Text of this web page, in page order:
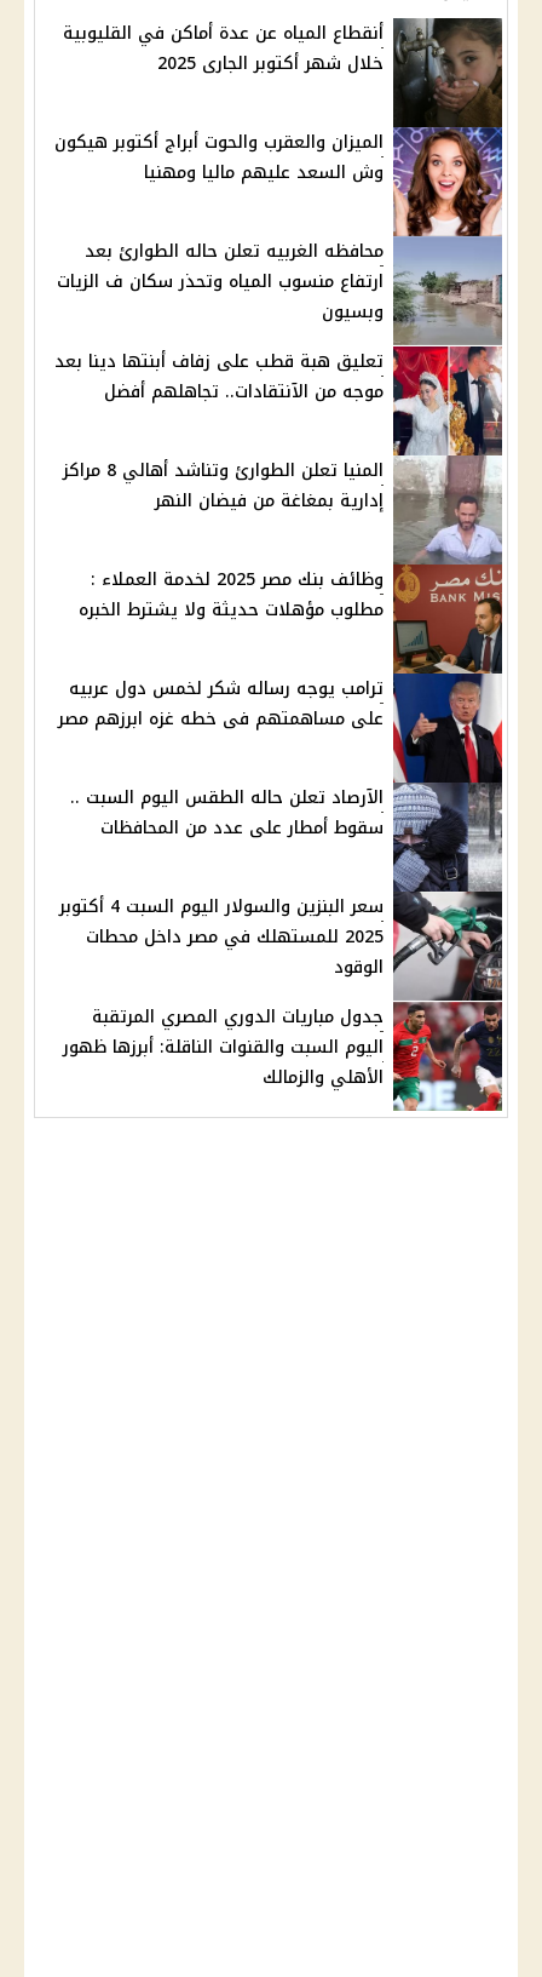
أنقطاع المياه عن عدة أماكن في القليوبية
خلال شهر أكتوبر الجارى 2025
الميزان والعقرب والحوت أبراج أكتوبر هيكون
وش السعد عليهم ماليا ومهنيا
محافظه الغربيه تعلن حاله الطوارئ بعد
ارتفاع منسوب المياه وتحذر سكان ف الزيات
وبسيون
تعليق هبة قطب على زفاف أبنتها دينا بعد
موجه من الآنتقادات.. تجاهلهم أفضل
المنيا تعلن الطوارئ وتناشد أهالي 8 مراكز
إدارية بمغاغة من فيضان النهر
وظائف بنك مصر 2025 لخدمة العملاء :
مطلوب مؤهلات حديثة ولا يشترط الخبره
ترامب يوجه رساله شكر لخمس دول عربيه
على مساهمتهم فى خطه غزه ابرزهم مصر
الآرصاد تعلن حاله الطقس اليوم السبت ..
سقوط أمطار على عدد من المحافظات
سعر البنزين والسولار اليوم السبت 4 أكتوبر
2025 للمستهلك في مصر داخل محطات
الوقود
جدول مباريات الدوري المصري المرتقبة
اليوم السبت والقنوات الناقلة: أبرزها ظهور
الأهلي والزمالك